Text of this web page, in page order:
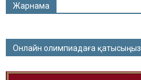
Жарнама
Онлайн олимпиадаға қатысыңыз